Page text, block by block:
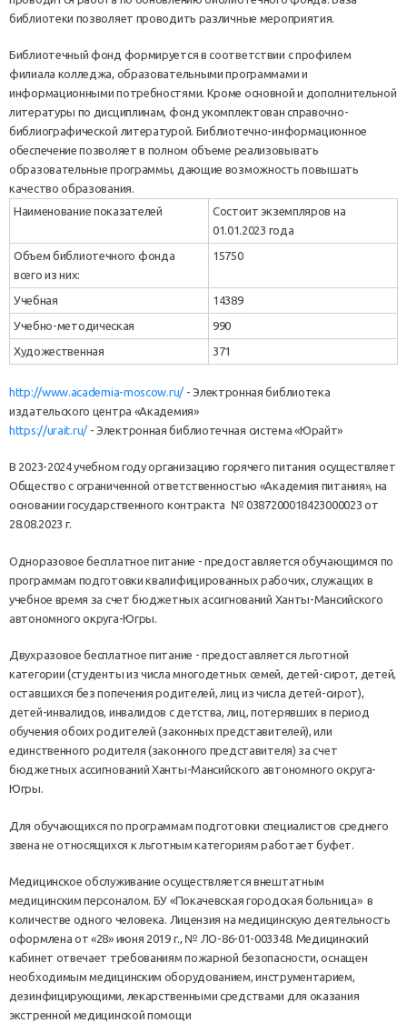
библиотеки позволяет проводить различные мероприятия.
Библиотечный фонд формируется в соответствии с профилем
филиала колледжа, образовательными программами и
информационными потребностями. Кроме основной и дополнительной
литературы по дисциплинам, фонд укомплектован справочно-
библиографической литературой. Библиотечно-информационное
обеспечение позволяет в полном объеме реализовывать
образовательные программы, дающие возможность повышать
качество образования.
Наименование показателей
Состоит экземпляров на
01.01.2023 года
Объем библиотечного фонда
всего из них:
15750
Учебная
14389
Учебно-методическая
990
Художественная
371
http://www.academia-moscow.ru/ - Электронная библиотека
издательского центра «Академия»
https://urait.ru/- Электронная библиотечная система «Юрайт»
В 2023-2024 учебном году организацию горячего питания осуществляет
Общество с ограниченной ответственностью «Академия питания», на
основании государственного контракта № 0387200018423000023 от
28.08.2023 г.
Одноразовое бесплатное питание - предоставляется обучающимся по
программам подготовки квалифицированных рабочих, служащих в
учебное время за счет бюджетных ассигнований Ханты-Мансийского
автономного округа-Югры.
Двухразовое бесплатное питание - предоставляется льготной
категории (студенты из числа многодетных семей, детей-сирот, детей,
оставшихся без попечения родителей, лиц из числа детей-сирот),
детей-инвалидов, инвалидов с детства, лиц, потерявших в период
обучения обоих родителей (законных представителей), или
единственного родителя (законного представителя) за счет
бюджетных ассигнований Ханты-Мансийского автономного округа-
Югры.
Для обучающихся по программам подготовки специалистов среднего
звена не относящихся к льготным категориям работает буфет.
Медицинское обслуживание осуществляется внештатным
медицинским персоналом. БУ «Покачевская городская больница» в
количестве одного человека. Лицензия на медицинскую деятельность
оформлена от «28» июня 2019 г., № ЛО-86-01-003348. Медицинский
кабинет отвечает требованиям пожарной безопасности, оснащен
необходимым медицинским оборудованием, инструментарием,
дезинфицирующими, лекарственными средствами для оказания
экстренной медицинской помощи